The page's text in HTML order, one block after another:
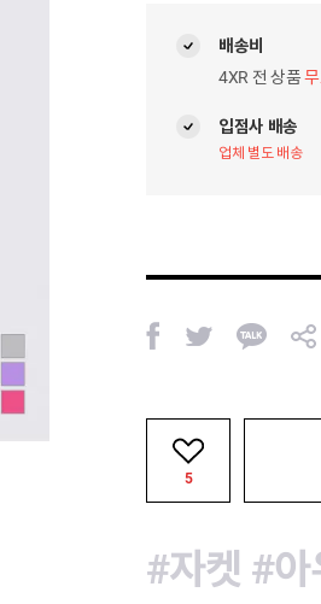
배송비
4XR 전 상품
입점사 배송
업체 별도 배송
페
이
트
위
카
카
공
유
5
#자켓 #아